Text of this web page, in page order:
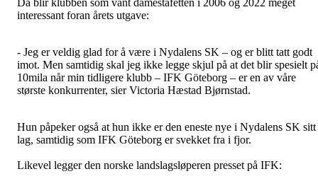
Da blir klubben som vant damestafetten i 2006 og 2022 meget
interessant foran årets utgave:
- Jeg er veldig glad for å være i Nydalens SK – og er blitt tatt godt
imot. Men samtidig skal jeg ikke legge skjul på at det blir spesielt
10mila når min tidligere klubb – IFK Göteborg – er en av våre
største konkurrenter, sier Victoria Hæstad Bjørnstad.
Hun påpeker også at hun ikke er den eneste nye i Nydalens SK sitt
lag, samtidig som IFK Göteborg er svekket fra i fjor.
Likevel legger den norske landslagsløperen presset på IFK: